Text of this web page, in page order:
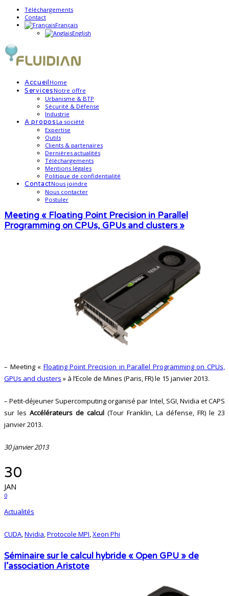
Téléchargements
Contact
Français
English
Accueil Home
Services Notre offre
Urbanisme & BTP
Sécurité & Défense
Industrie
A propos La société
Expertise
Outils
Clients & partenaires
Dernières actualités
Téléchargements
Mentions légales
Politique de confidentialité
ContactNous joindre
Nous contacter
Postuler
Meeting « Floating Point Precision in Parallel
Programming on CPUs, GPUs and clusters »
– Meeting « Floating Point Precision in Parallel Programming on CPUs,
GPUs and clusters » à l’Ecole de Mines (Paris, FR) le 15 janvier 2013.
– Petit-déjeuner Supercomputing organisé par Intel, SGI, Nvidia et CAPS
sur les Accélérateurs de calcul (Tour Franklin, La défense, FR) le 23
janvier 2013.
30 janvier 2013
30
JAN
0
Actualités
CUDA Nvidia Protocole MPI Xeon Phi
Séminaire sur le calcul hybride « Open GPU » de
l’association Aristote